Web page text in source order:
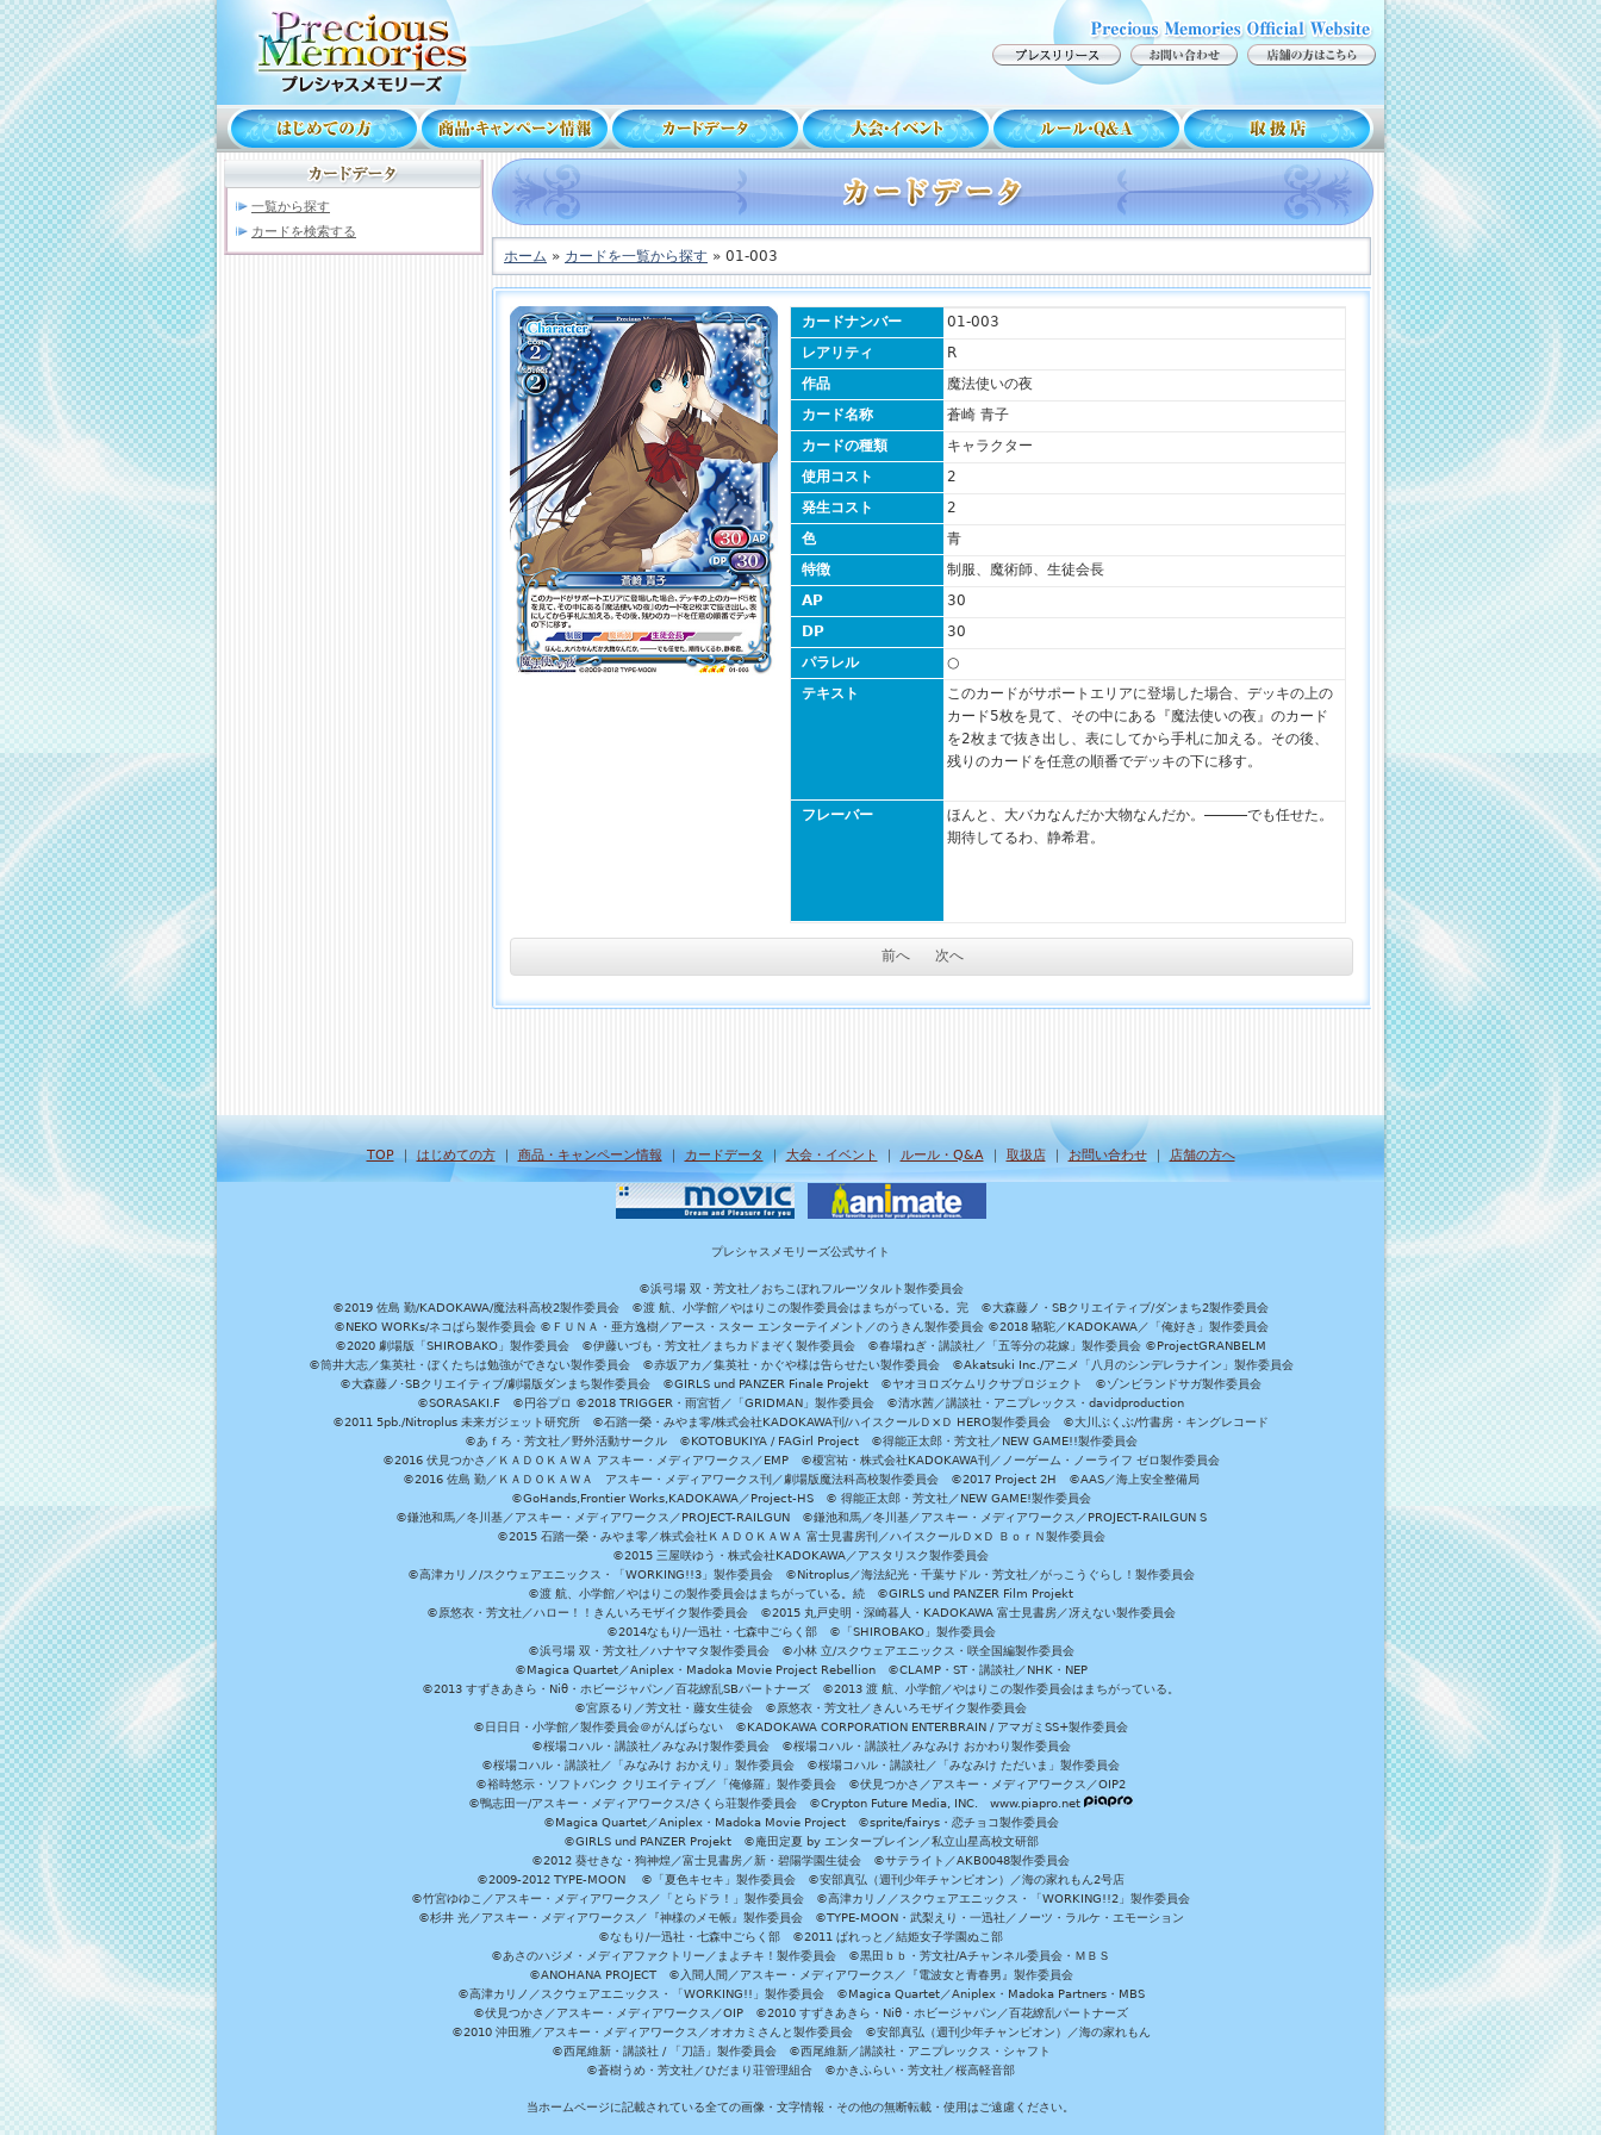
一覧から探す
カードを検索する
ホーム » カードを一覧から探す » 01-003
カードナンバー
01-003
レアリティ
R
作品
魔法使いの夜
カード名称
蒼崎 青子
カードの種類
キャラクター
使用コスト
2
発生コスト
2
色
青
特徴
制服、魔術師、生徒会長
AP
30
DP
30
パラレル
○
テキスト
このカードがサポートエリアに登場した場合、デッキの上の
カード5枚を見て、その中にある『魔法使いの夜』のカード
を2枚まで抜き出し、表にしてから手札に加える。その後、
残りのカードを任意の順番でデッキの下に移す。
フレーバー
ほんと、大バカなんだか大物なんだか。―――でも任せた。
期待してるわ、静希君。
前へ 次へ
TOP｜ はじめての方｜ 商品・キャンペーン情報 ｜ カードデータ ｜大会・イベント ｜ ルール・Q&A｜ 取扱店｜お問い合わせ｜ 店舗の方へ
プレシャスメモリーズ公式サイト
©浜弓場 双・芳文社／おちこぼれフルーツタルト製作委員会
©2019 佐島 勤/KADOKAWA/魔法科高校2製作委員会 ©渡 航、小学館／やはりこの製作委員会はまちがっている。完 ©大森藤ノ・SBクリエイティブ/ダンまち2製作委員会
©NEKO WORKs/ネコぱら製作委員会 ©ＦＵＮＡ・亜方逸樹／アース・スター エンターテイメント／のうきん製作委員会 ©2018 駱駝／KADOKAWA／「俺好き」製作委員会
©2020 劇場版「SHIROBAKO」製作委員会 ©伊藤いづも・芳文社／まちカドまぞく製作委員会 ©春場ねぎ・講談社／「五等分の花嫁」製作委員会 ©ProjectGRANBELM
©筒井大志／集英社・ぼくたちは勉強ができない製作委員会 ©赤坂アカ／集英社・かぐや様は告らせたい製作委員会 ©Akatsuki Inc./アニメ「八月のシンデレラナイン」製作委員会
©大森藤ノ･SBクリエイティブ/劇場版ダンまち製作委員会 ©GIRLS und PANZER Finale Projekt ©ヤオヨロズケムリクサプロジェクト ©ゾンビランドサガ製作委員会
©SORASAKI.F ©円谷プロ ©2018 TRIGGER・雨宮哲／「GRIDMAN」製作委員会 ©清水茜／講談社・アニプレックス・davidproduction
©2011 5pb./Nitroplus 未来ガジェット研究所 ©石踏一榮・みやま零/株式会社KADOKAWA刊/ハイスクールＤ×Ｄ HERO製作委員会 ©大川ぶくぶ/竹書房・キングレコード
©あｆろ・芳文社／野外活動サークル ©KOTOBUKIYA / FAGirl Project ©得能正太郎・芳文社／NEW GAME!!製作委員会
©2016 伏見つかさ／ＫＡＤＯＫＡＷＡ アスキー・メディアワークス／EMP ©榎宮祐・株式会社KADOKAWA刊／ノーゲーム・ノーライフ ゼロ製作委員会
©2016 佐島 勤／ＫＡＤＯＫＡＷＡ アスキー・メディアワークス刊／劇場版魔法科高校製作委員会 ©2017 Project 2H ©AAS／海上安全整備局
©GoHands,Frontier Works,KADOKAWA／Project-HS © 得能正太郎・芳文社／NEW GAME!製作委員会
©鎌池和馬／冬川基／アスキー・メディアワークス／PROJECT-RAILGUN ©鎌池和馬／冬川基／アスキー・メディアワークス／PROJECT-RAILGUN S
©2015 石踏一榮・みやま零／株式会社ＫＡＤＯＫＡＷＡ 富士見書房刊／ハイスクールＤ×Ｄ ＢｏｒＮ製作委員会
©2015 三屋咲ゆう・株式会社KADOKAWA／アスタリスク製作委員会
©高津カリノ/スクウェアエニックス・「WORKING!!3」製作委員会 ©Nitroplus／海法紀光・千葉サドル・芳文社／がっこうぐらし！製作委員会
©渡 航、小学館／やはりこの製作委員会はまちがっている。続 ©GIRLS und PANZER Film Projekt
©原悠衣・芳文社／ハロー！！きんいろモザイク製作委員会 ©2015 丸戸史明・深崎暮人・KADOKAWA 富士見書房／冴えない製作委員会
©2014なもり/一迅社・七森中ごらく部 ©「SHIROBAKO」製作委員会
©浜弓場 双・芳文社／ハナヤマタ製作委員会 ©小林 立/スクウェアエニックス・咲全国編製作委員会
©Magica Quartet／Aniplex・Madoka Movie Project Rebellion ©CLAMP・ST・講談社／NHK・NEP
©2013 すずきあきら・Niθ・ホビージャパン／百花繚乱SBパートナーズ ©2013 渡 航、小学館／やはりこの製作委員会はまちがっている。
©宮原るり／芳文社・藤女生徒会 ©原悠衣・芳文社／きんいろモザイク製作委員会
©日日日・小学館／製作委員会＠がんばらない ©KADOKAWA CORPORATION ENTERBRAIN / アマガミSS+製作委員会
©桜場コハル・講談社／みなみけ製作委員会 ©桜場コハル・講談社／みなみけ おかわり製作委員会
©桜場コハル・講談社／「みなみけ おかえり」製作委員会 ©桜場コハル・講談社／「みなみけ ただいま」製作委員会
©裕時悠示・ソフトバンク クリエイティブ／「俺修羅」製作委員会 ©伏見つかさ／アスキー・メディアワークス／OIP2
©鴨志田一/アスキー・メディアワークス/さくら荘製作委員会 ©Crypton Future Media, INC. www.piapro.net
©Magica Quartet／Aniplex・Madoka Movie Project ©sprite/fairys・恋チョコ製作委員会
©GIRLS und PANZER Projekt ©庵田定夏 by エンターブレイン／私立山星高校文研部
©2012 葵せきな・狗神煌／富士見書房／新・碧陽学園生徒会 ©サテライト／AKB0048製作委員会
©2009-2012 TYPE-MOON ©「夏色キセキ」製作委員会 ©安部真弘（週刊少年チャンピオン）／海の家れもん2号店
©竹宮ゆゆこ／アスキー・メディアワークス／「とらドラ！」製作委員会 ©高津カリノ／スクウェアエニックス・「WORKING!!2」製作委員会
©杉井 光／アスキー・メディアワークス／『神様のメモ帳』製作委員会 ©TYPE-MOON・武梨えり・一迅社／ノーツ・ラルケ・エモーション
©なもり/一迅社・七森中ごらく部 ©2011 ぱれっと／結姫女子学園ぬこ部
©あさのハジメ・メディアファクトリー／まよチキ！製作委員会 ©黒田ｂｂ・芳文社/Aチャンネル委員会・ＭＢＳ
©ANOHANA PROJECT ©入間人間／アスキー・メディアワークス／『電波女と青春男』製作委員会
©高津カリノ／スクウェアエニックス・「WORKING!!」製作委員会 ©Magica Quartet／Aniplex・Madoka Partners・MBS
©伏見つかさ／アスキー・メディアワークス／OIP ©2010 すずきあきら・Niθ・ホビージャパン／百花繚乱パートナーズ
©2010 沖田雅／アスキー・メディアワークス／オオカミさんと製作委員会 ©安部真弘（週刊少年チャンピオン）／海の家れもん
©西尾維新・講談社 / 「刀語」製作委員会 ©西尾維新／講談社・アニプレックス・シャフト
©蒼樹うめ・芳文社／ひだまり荘管理組合 ©かきふらい・芳文社／桜高軽音部
当ホームページに記載されている全ての画像・文字情報・その他の無断転載・使用はご遠慮ください。